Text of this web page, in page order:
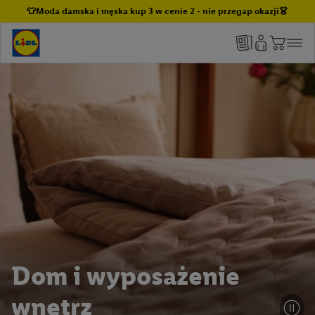
👕Moda damska i męska kup 3 w cenie 2 - nie przegap okazji👗
Dom i wyposażenie
wnętrz